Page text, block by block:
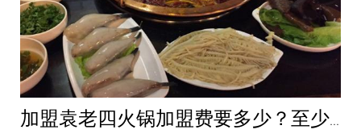
加盟袁老四火锅加盟费要多少？至少50万资金你准备好了吗？